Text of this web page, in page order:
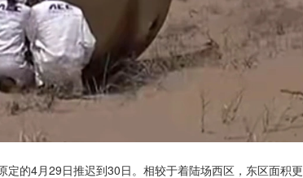
定的4月29日推迟到30日。相较于着陆场西区，东区面积更